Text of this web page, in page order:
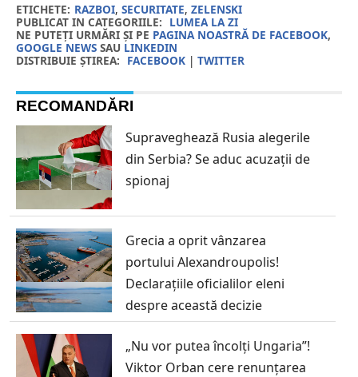
ETICHETE: RAZBOI, SECURITATE, ZELENSKI
PUBLICAT IN CATEGORIILE: LUMEA LA ZI
NE PUTEȚI URMĂRI ȘI PE PAGINA NOASTRĂ DE FACEBOOK,
GOOGLE NEWSSAU LINKEDIN
DISTRIBUIE ȘTIREA: FACEBOOK| TWITTER
RECOMANDĂRI
Supraveghează Rusia alegerile
din Serbia? Se aduc acuzații de
spionaj
Grecia a oprit vânzarea
portului Alexandroupolis!
Declarațiile oficialilor eleni
despre această decizie
„Nu vor putea încolți Ungaria”!
Viktor Orban cere renunțarea